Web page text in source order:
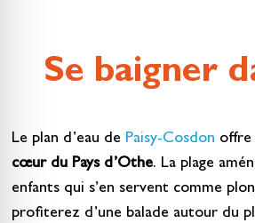
Se baigner
Le plan d’eau de Paisy-Cosdon offre
cœur du Pays d’Othe. La plage
enfants qui s’en servent comme
profiterez d’une balade autour du